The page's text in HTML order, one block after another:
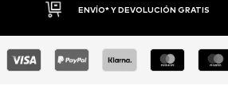
DEVOLUCIONES HASTA 30 DÍAS